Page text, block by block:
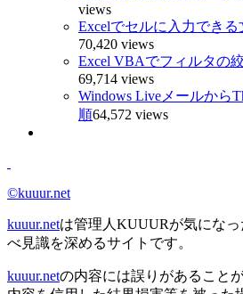
views
Excelでセルに入力でき
70,420 views
Excel VBAでフィルタの
69,714 views
Windows Liveメールから
順64,572 views
©kuuur.net
kuuur.netは管理人KUUURが気にな
べ見識を深めるサイトです。
kuuur.netの内容には誤りがあること